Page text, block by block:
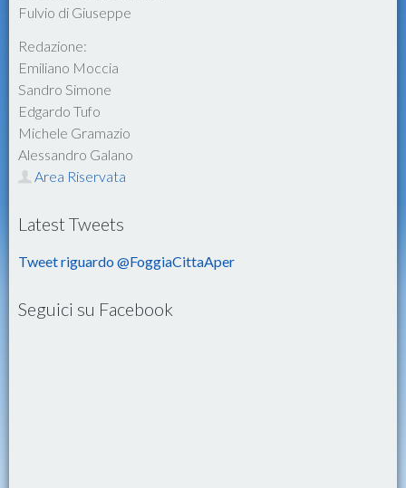
Fulvio di Giuseppe
Redazione:
Emiliano Moccia
Sandro Simone
Edgardo Tufo
Michele Gramazio
Alessandro Galano
Area Riservata
Latest Tweets
Tweet riguardo @FoggiaCittaAper
Seguici su Facebook